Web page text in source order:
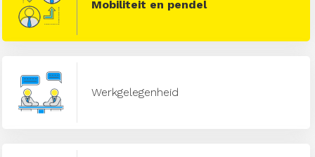
Mobiliteit en pendel
Werkgelegenheid